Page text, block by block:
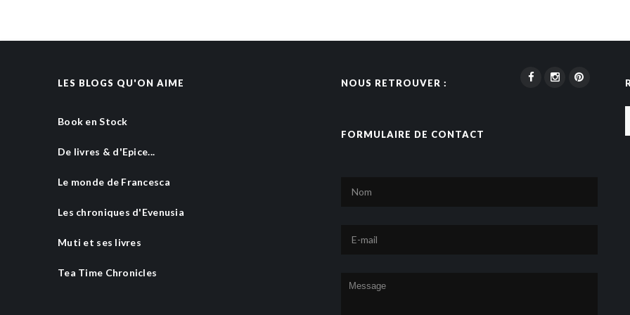
LES BLOGS QU'ON AIME
Book en Stock
De livres & d'Epice...
Le monde de Francesca
Les chroniques d'Evenusia
Muti et ses livres
Tea Time Chronicles
NOUS RETROUVER :
FORMULAIRE DE CONTACT